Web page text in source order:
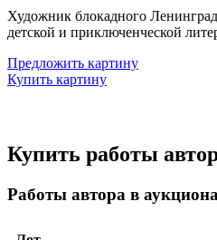
Художник блокадного
детской и приключенческой
Предложить картину
Купить картину
Купить работы
Работы автора в